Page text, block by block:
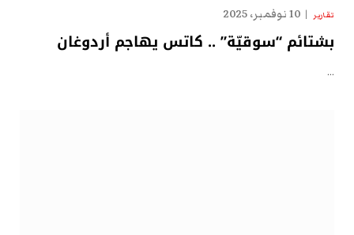
تقارير 10 نوفمبر، 2025
بشتائم “سوقيّة” .. كاتس يهاجم أردوغان
…